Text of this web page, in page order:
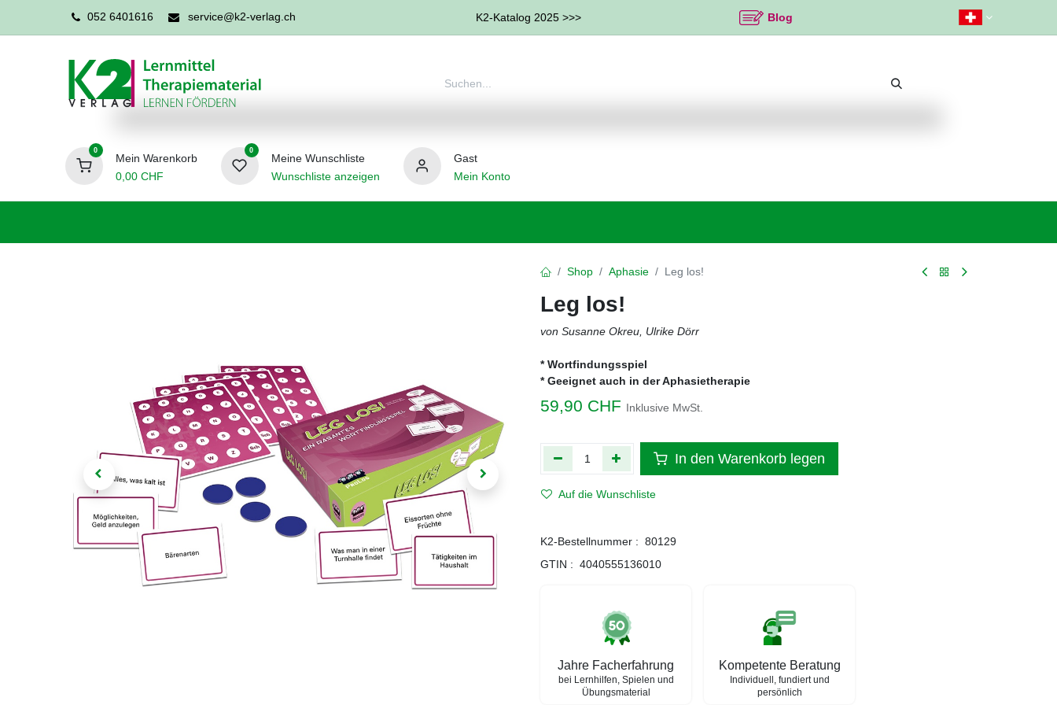
052 6401616 service@k2-verlag.ch K2-Katalog 2025 >>> Blog
0
Mein Warenkorb
0,00CHF
0
Meine Wunschliste
Wunschliste anzeigen
Gast
Mein Konto
Shop Aphasie Leg los!
Leg los!
von Susanne Okreu, Ulrike Dörr
* Wortfindungsspiel
* Geeignet auch in der Aphasietherapie
59,90 CHF Inklusive MwSt.
In den Warenkorb legen
Auf die Wunschliste
K2-Bestellnummer : 80129
GTIN : 4040555136010
Jahre Facherfahrung
bei Lernhilfen, Spielen und
Übungsmaterial
Kompetente Beratung
Individuell, fundiert und
persönlich